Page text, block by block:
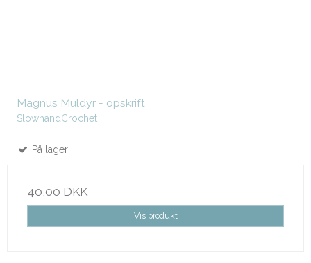
Magnus Muldyr - opskrift
SlowhandCrochet
På lager
40,00 DKK
Vis produkt